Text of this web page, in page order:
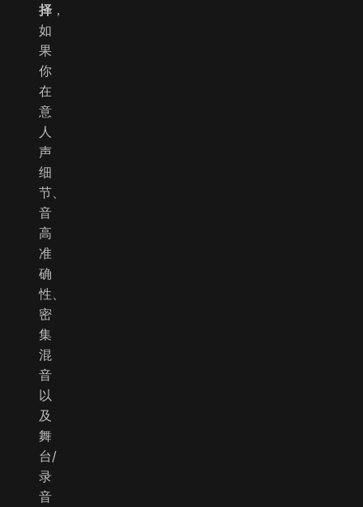
择 ，
如
果
你
在
意
人
声
细
节、
音
高
准
确
性、
密
集
混
音
以
及
舞
台/
录
音